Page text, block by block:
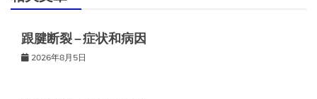
跟腱断裂 – 症状和病因
2026年8月5日